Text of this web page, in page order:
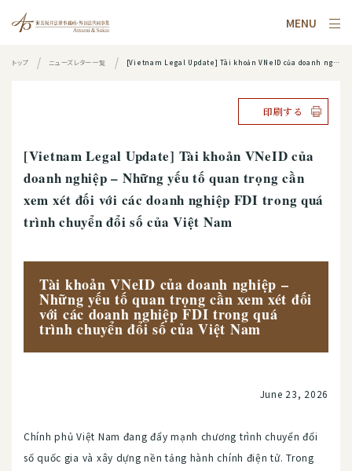
MENU
トップ ニューズレター一覧 [Vietnam Legal Update] Tài khoản VNeID của doanh nghiệp – Những yếu tố quan trọng cần xem xét đối với các doanh nghiệp FDI trong quá trình chuyển đổi số của Việt Nam
印刷する
[Vietnam Legal Update] Tài khoản VNeID của
doanh nghiệp – Những yếu tố quan trọng cần
xem xét đối với các doanh nghiệp FDI trong quá
trình chuyển đổi số của Việt Nam
Tài khoản VNeID của doanh nghiệp –
Những yếu tố quan trọng cần xem xét đối
với các doanh nghiệp FDI trong quá
trình chuyển đổi số của Việt Nam
June 23, 2026
Chính phủ Việt Nam đang đẩy mạnh chương trình chuyển đổi
số quốc gia và xây dựng nền tảng hành chính điện tử. Trong